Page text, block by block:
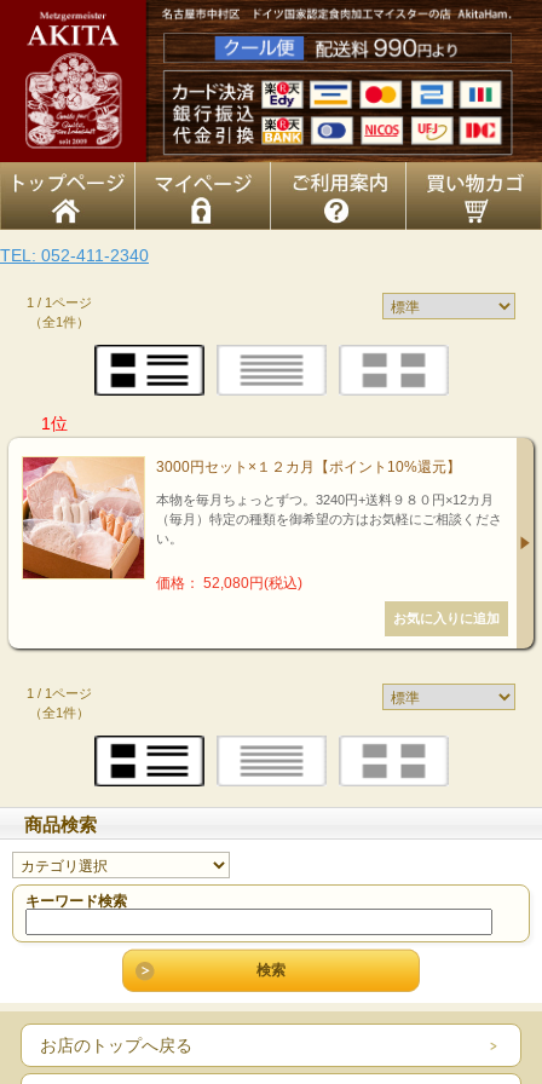
TEL: 052-411-2340
1 / 1ページ
（全1件）
1位
3000円セット×１２カ月【ポイント10%還元】
本物を毎月ちょっとずつ。3240円+送料９８０円×12カ月
（毎月）特定の種類を御希望の方はお気軽にご相談くださ
い。
価格： 52,080円(税込)
1 / 1ページ
（全1件）
商品検索
キーワード検索
お店のトップへ戻る